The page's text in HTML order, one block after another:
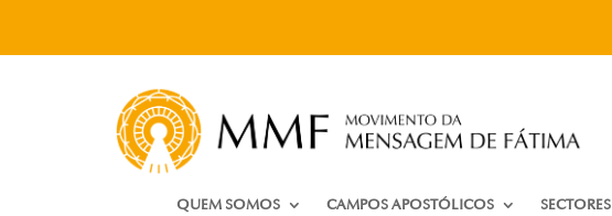
QUEM SOMOS CAMPOS APOSTÓLICOS SECTORES